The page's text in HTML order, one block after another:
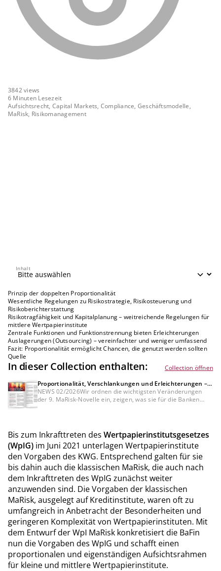
3842views
6 Minuten Lesezeit
Aufsichtsrecht, Capital Markets, Compliance, Geschäftsmodelle,
MaRisk, Risikomanagement
Inhalt
Inhalt
Prinzip der doppelten Proportionalität
Wesentliche Regelungen zu Risikostrategie, Risikosteuerung und
Risikoberichterstattung
Risikotragfähigkeit und Kapitalplanung – weitreichende Regelungen für
mittlere Wertpapierinstitute
Zentrale Funktionen und Funktionstrennung bieten Erleichterungen
Auslagerungen (Outsourcing) – vereinfachter und weniger umfassend
Fazit: Proportionalität ermöglicht Chancen, die genutzt werden sollten
Quelle
In dieser Collection enthalten:
Collection öffnen
Proportionalität, Verschlankungen und Erleichterungen –
was bedeutet die 9. MaRisk-Novelle für die Banken?
NEWS 02/2026Wir ordnen die wichtigsten Veränderungen
der 9. MaRisk-Novelle ein, zeigen, was sie für die Banken
Bis zum Inkrafttreten des Wertpapierinstitutsgesetzes
(WpIG) im Juni 2021 unterlagen Wertpapierinstitute
den Vorgaben des KWG. Entsprechend galten für sie
bis dahin auch die klassischen MaRisk, die auch nach
dem Inkrafttreten des WpIG zunächst weiter
anzuwenden sind. Die Vorgaben der klassischen
MaRisk, ausgelegt auf Kreditinstitute, waren oft zu
umfangreich in Anbetracht der Besonderheiten und
geringeren Komplexität von Wertpapierinstituten. Mit
dem Entwurf der WpI MaRisk konkretisiert die BaFin
nun die Vorgaben des WpIG und schafft einen
proportionalen und eigenständigen Aufsichtsrahmen
für kleine und mittlere Wertpapierinstitute.